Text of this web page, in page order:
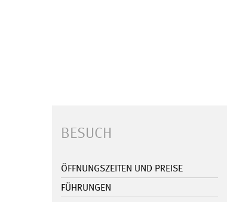
BESUCH
ÖFFNUNGSZEITEN UND PREISE
FÜHRUNGEN